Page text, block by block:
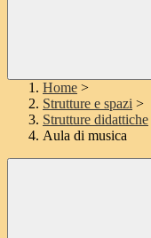
Home >
Strutture e spazi >
Strutture didattiche
Aula di musica